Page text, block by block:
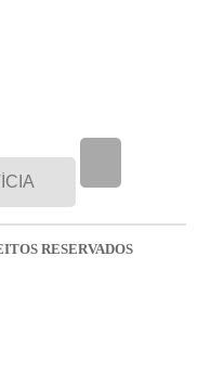
RESERVADOS